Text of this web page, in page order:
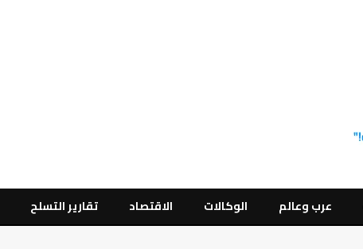
عرب وعالم الوكالات الاقتصاد تقارير التسلح